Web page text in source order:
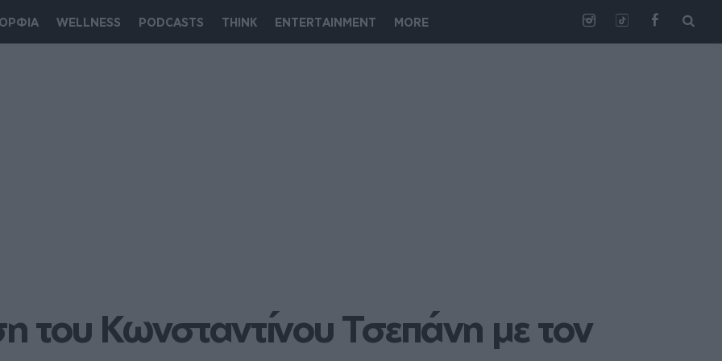
WELLNESS PODCASTS THINK ENTERTAINMENT MORE
Κωνσταντίνου Τσεπάνη με τον